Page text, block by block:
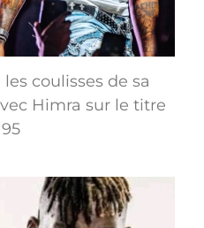
coulisses de sa
Himra sur le titre